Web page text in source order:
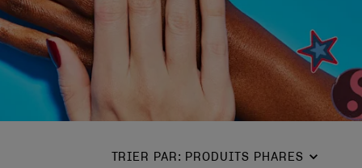
TRIER PAR: PRODUITS PHARES